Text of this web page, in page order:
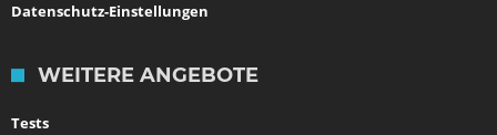
Datenschutz-Einstellungen
WEITERE ANGEBOTE
Tests